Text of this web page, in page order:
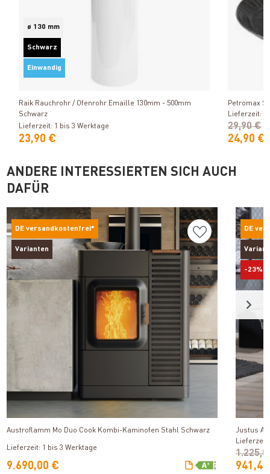
ø 130 mm
Schwarz
Einwandig
Produkt ansehen
Raik Rauchrohr / Ofenrohr Emaille 130mm - 500mm
Schwarz
Lieferzeit: 1 bis 3 Werktage
23,90 €
Petromax
Lieferzeit: 1
24,90 €
29,90 €
ANDERE INTERESSIERTEN SICH AUCH
DAFÜR
DE versandkostenfrei*
Varianten
Austroflamm Mo Duo Cook Kombi-Kaminofen Stahl Schwarz
Lieferzeit: 1 bis 3 Werktage
9.690,00 €
DE
-23%
Justus